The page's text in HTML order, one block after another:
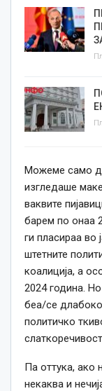
Можеме само
изгледаше
ваквите
барем по онаа
ги пласираа во
штетните
коалиција, а
2024 година.
беа/се
политичко
Па оттука, ако
некаква и